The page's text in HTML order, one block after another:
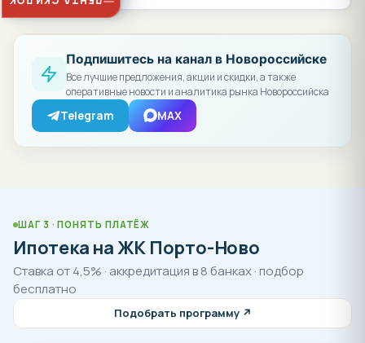
Подпишитесь на канал в Новороссийске
Все лучшие предложения, акции и скидки, а также
оперативные новости и аналитика рынка Новороссийска
Telegram MAX
ШАГ 3 · ПОНЯТЬ ПЛАТЁЖ
Ипотека на ЖК Порто-Ново
Ставка от 4,5% · аккредитация в 8 банках · подбор
бесплатно
Подобрать программу ↗